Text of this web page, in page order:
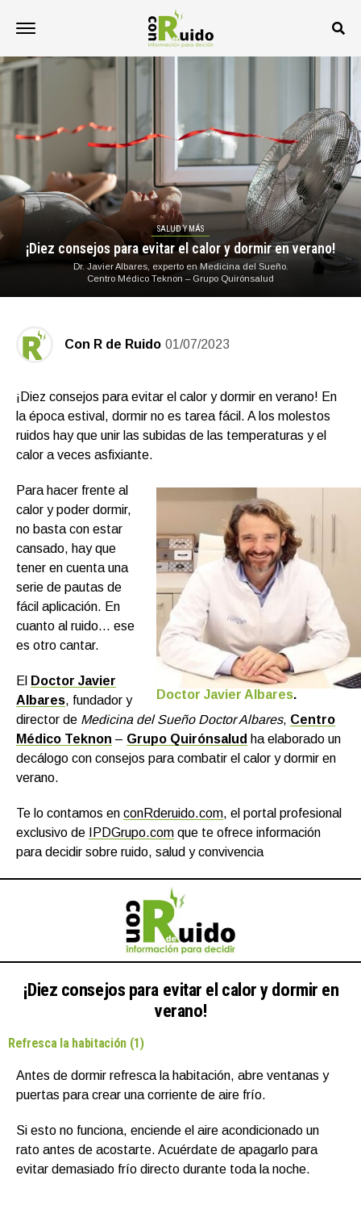
SALUD Y MÁS
¡Diez consejos para evitar el calor y dormir en verano!
Dr. Javier Albares, experto en Medicina del Sueño.
Centro Médico Teknon – Grupo Quirónsalud
Con R de Ruido 01/07/2023
¡Diez consejos para evitar el calor y dormir en verano! En
la época estival, dormir no es tarea fácil. A los molestos
ruidos hay que unir las subidas de las temperaturas y el
calor a veces asfixiante.
Doctor Javier Albares.
Para hacer frente al
calor y poder dormir,
no basta con estar
cansado, hay que
tener en cuenta una
serie de pautas de
fácil aplicación. En
cuanto al ruido… ese
es otro cantar.
El
Doctor Javier
Albares, fundador y
director de Medicina del Sueño Doctor Albares, Centro
Médico Teknon – Grupo Quirónsalud ha elaborado un
decálogo con consejos para combatir el calor y dormir en
verano.
Te lo contamos en conRderuido.com, el portal profesional
exclusivo de
IPDGrupo.com que te ofrece información
para decidir sobre ruido, salud y convivencia
¡Diez consejos para evitar el calor y dormir en
verano!
Refresca la habitación (1)
Antes de dormir refresca la habitación, abre ventanas y
puertas para crear una corriente de aire frío.
Si esto no funciona, enciende el aire acondicionado un
rato antes de acostarte. Acuérdate de apagarlo para
evitar demasiado frío directo durante toda la noche.